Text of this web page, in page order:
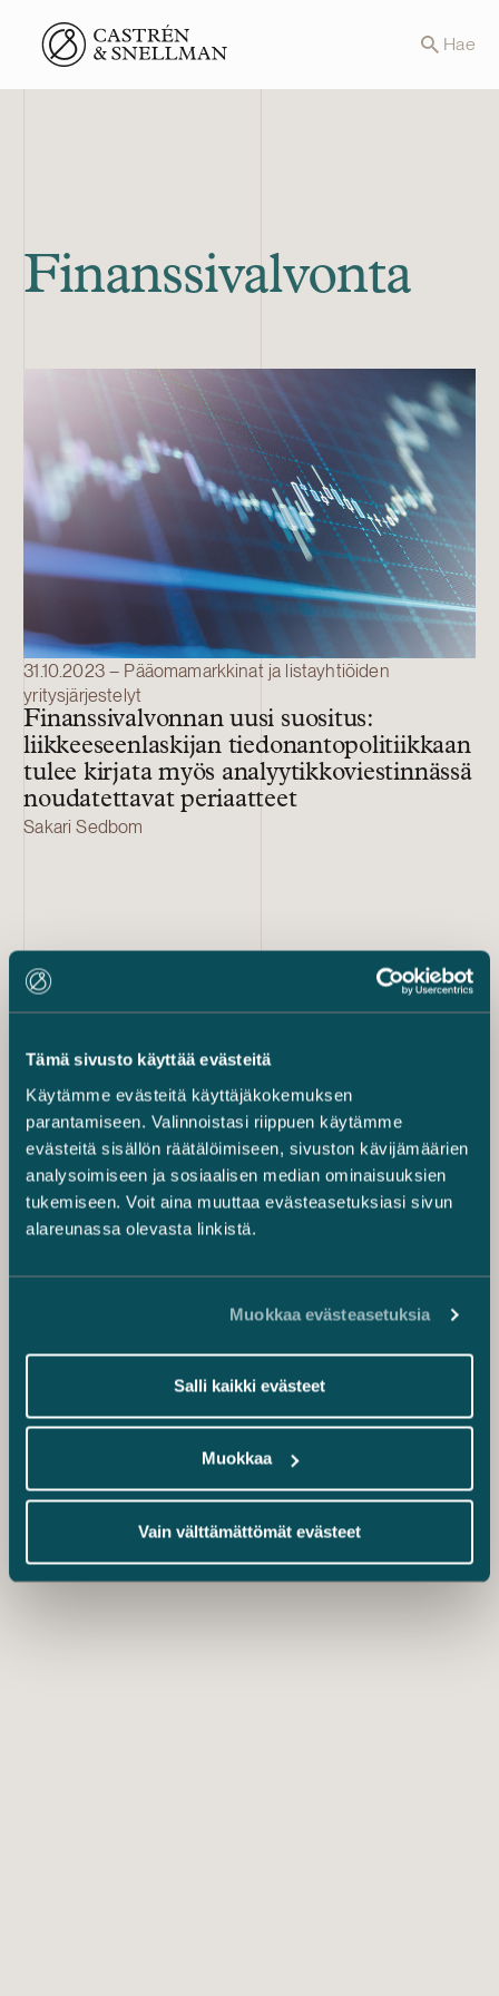
Tämä sivusto käyttää evästeitä
Käytämme evästeitä käyttäjäkokemuksen
parantamiseen. Valinnoistasi riippuen käytämme
evästeitä sisällön räätälöimiseen, sivuston kävijämäärien
analysoimiseen ja sosiaalisen median ominaisuuksien
tukemiseen. Voit aina muuttaa evästeasetuksiasi sivun
alareunassa olevasta linkistä.
Muokkaa evästeasetuksia
Salli kaikki evästeet
Muokkaa
Vain välttämättömät evästeet
Front page Hae
Finanssivalvonta
31.10.2023 – Pääomamarkkinat ja listayhtiöiden
yritysjärjestelyt
Finanssivalvonnan uusi suositus:
liikkeeseenlaskijan tiedonantopolitiikkaan
tulee kirjata myös analyytikkoviestinnässä
noudatettavat periaatteet
Sakari Sedbom